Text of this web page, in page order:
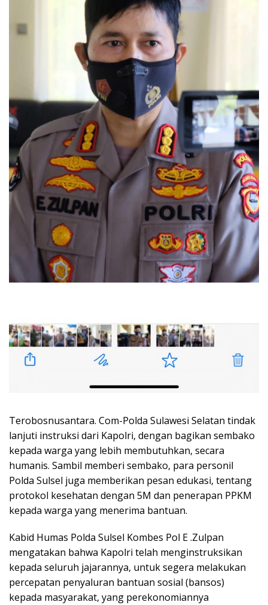
Terobosnusantara. Com-Polda Sulawesi Selatan tindak
lanjuti instruksi dari Kapolri, dengan bagikan sembako
kepada warga yang lebih membutuhkan, secara
humanis. Sambil memberi sembako, para personil
Polda Sulsel juga memberikan pesan edukasi, tentang
protokol kesehatan dengan 5M dan penerapan PPKM
kepada warga yang menerima bantuan.
Kabid Humas Polda Sulsel Kombes Pol E .Zulpan
mengatakan bahwa Kapolri telah menginstruksikan
kepada seluruh jajarannya, untuk segera melakukan
percepatan penyaluran bantuan sosial (bansos)
kepada masyarakat, yang perekonomiannya